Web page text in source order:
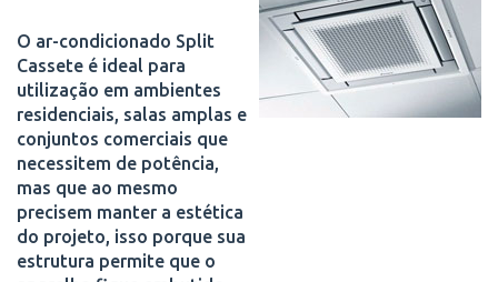
O ar-condicionado Split
Cassete é ideal para
utilização em ambientes
residenciais, salas amplas e
conjuntos comerciais que
necessitem de potência,
mas que ao mesmo
precisem manter a estética
do projeto, isso porque sua
estrutura permite que o